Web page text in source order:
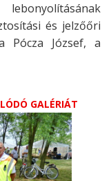
és jelzőőri
Pócza József, a
GALÉRIÁT